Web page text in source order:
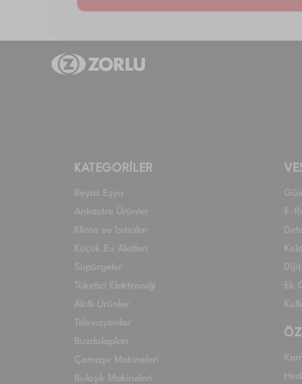
KATEGORİLER
Beyaz Eşya
Ankastre Ürünler
Klima ve Isıtıcılar
Küçük Ev Aletleri
Süpürgeler
Tüketici Elektroniği
Akıllı Ürünler
Televizyonlar
Buzdolapları
Çamaşır Makineleri
Bulaşık Makineleri
E-
Ek